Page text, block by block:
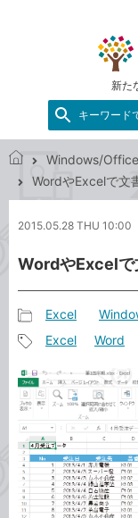
新た
キーワード
で
ネ
ト
Windows/Office
WordやExcelで文
2015.05.28 THU 10:00
WordやExcelで
事
カ
テ
リ
Excel
事
タ
Excel Word